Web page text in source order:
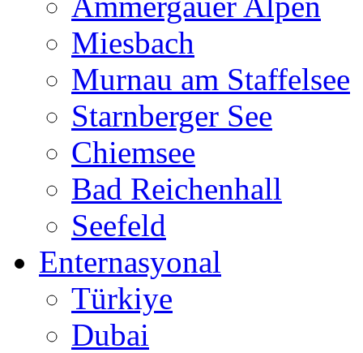
Miesbach
Murnau am Staffelsee
Starnberger See
Chiemsee
Bad Reichenhall
Seefeld
Enternasyonal
Türkiye
Dubai